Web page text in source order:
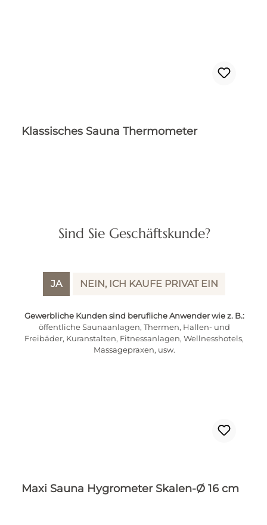
Sind Sie Geschäftskunde?
JA NEIN, ICH KAUFE PRIVAT EIN
Gewerbliche Kunden sind berufliche Anwender wie z. B.:
öffentliche Saunaanlagen, Thermen, Hallen- und
Freibäder, Kuranstalten, Fitnessanlagen, Wellnesshotels,
Massagepraxen, usw.
Klassisches Sauna Thermometer
Regulärer Preis:
42,50 €
IN DEN WARENKORB
Maxi Sauna Hygrometer Skalen-Ø 16 cm